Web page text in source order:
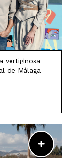
vertiginosa
de Málaga